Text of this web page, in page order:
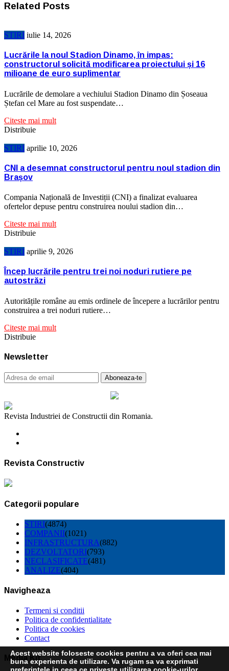
Related Posts
STIRI iulie 14, 2026
Lucrările la noul Stadion Dinamo, în impas:
constructorul solicită modificarea proiectului și 16
milioane de euro suplimentar
Lucrările de demolare a vechiului Stadion Dinamo din Șoseaua
Ștefan cel Mare au fost suspendate…
Citeste mai mult
Distribuie
STIRI aprilie 10, 2026
CNI a desemnat constructorul pentru noul stadion din
Brașov
Compania Națională de Investiții (CNI) a finalizat evaluarea
ofertelor depuse pentru construirea noului stadion din…
Citeste mai mult
Distribuie
STIRI aprilie 9, 2026
Încep lucrările pentru trei noi noduri rutiere pe
autostrăzi
Autoritățile române au emis ordinele de începere a lucrărilor pentru
construirea a trei noduri rutiere…
Citeste mai mult
Distribuie
Newsletter
Revista Industriei de Constructii din Romania.
Revista Constructiv
Categorii populare
STIRI(4874)
COMPANII(1021)
INFRASTRUCTURA(882)
DEZVOLTATORI(793)
NECLASIFICATE(481)
ANALIZE(404)
Navigheaza
Termeni si conditii
Politica de confidentialitate
Politica de cookies
Contact
Media Kit
Acest website foloseste cookies pentru a va oferi cea mai
buna experienta de utilizare. Va rugam sa va exprimati